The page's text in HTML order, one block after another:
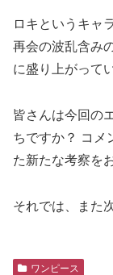
ロキというキャ
再会の波乱含み
に盛り上がって
皆さんは今回の
ちですか？ コメ
た新たな考察を
それでは、また
ワンピース